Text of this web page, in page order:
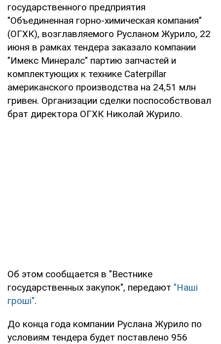
государственного предприятия
"Объединенная горно-химическая компания"
(ОГХК), возглавляемого Русланом Журило, 22
июня в рамках тендера заказало компании
"Имекс Минералс" партию запчастей и
комплектующих к технике Caterpillar
американского производства на 24,51 млн
гривен. Организации сделки поспособствовал
брат директора ОГХК Николай Журило.
Об этом сообщается в "Вестнике
государственных закупок", передают "Наші
гроші".
До конца года компании Руслана Журило по
условиям тендера будет поставлено 956